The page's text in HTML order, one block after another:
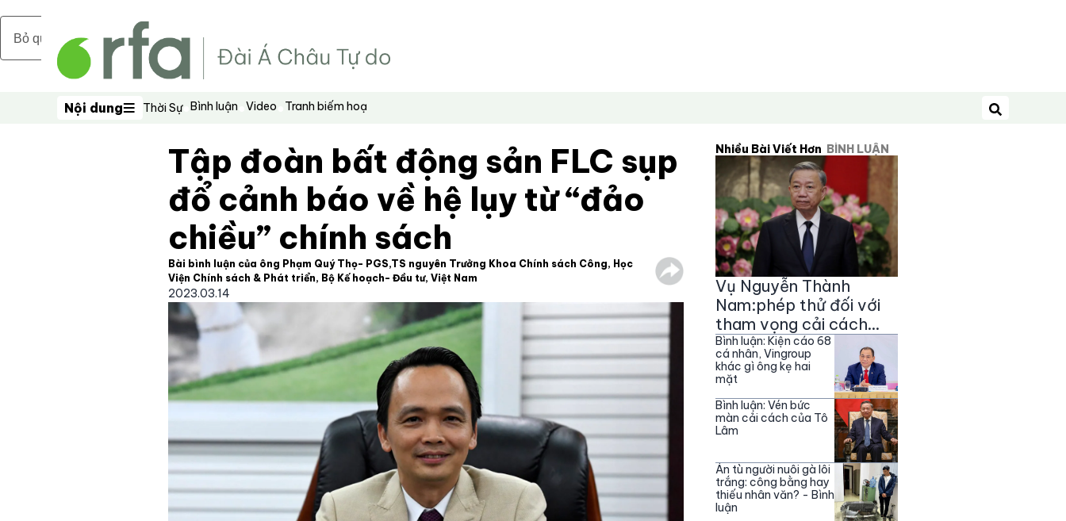
Bỏ qua nội dung chính
Nội dung
Nội dung Thời Sự Bình luận Video Tranh biếm hoạ
Tìm kiếm
Tập đoàn bất động sản FLC sụp
đổ cảnh báo về hệ lụy từ “đảo
chiều” chính sách
Bài bình luận của ông Phạm Quý Thọ- PGS,TS nguyên Trưởng Khoa Chính sách Công, Học
Viện Chính sách & Phát triển, Bộ Kế hoạch- Đầu tư, Việt Nam
2023.03.14
Nhiều Bài Viết Hơn BÌNH LUẬN
Vụ Nguyễn Thành
Nam:phép thử đối với
tham vọng cải cách
của ông Tô Lâm
Bình luận: Kiện cáo 68
cá nhân, Vingroup
khác gì ông kẹ hai
mặt
Bình luận: Vén bức
màn cải cách của Tô
Lâm
Án tù người nuôi gà lôi
trắng: công bằng hay
thiếu nhân văn? - Bình
luận